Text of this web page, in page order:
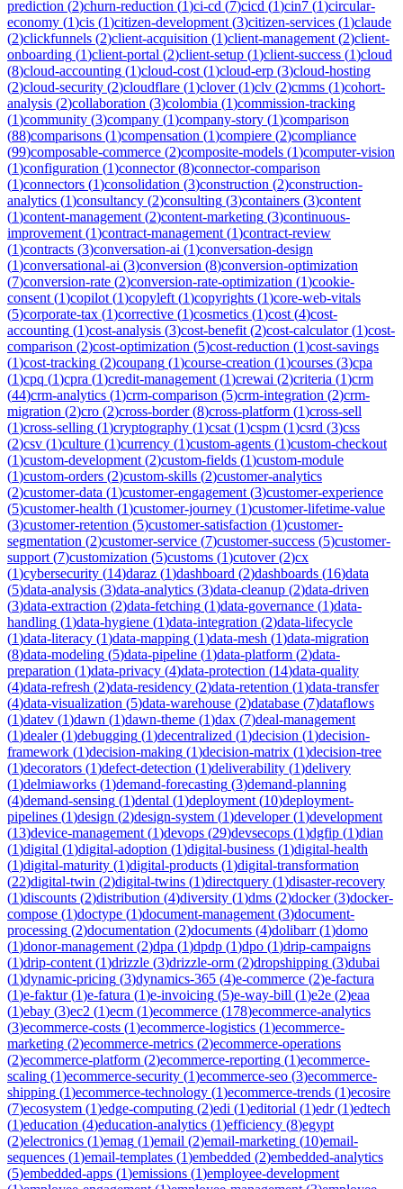
prediction (2)churn-reduction (1)ci-cd (7)cicd (1)cin7 (1)circular-
economy (1)cis (1)citizen-development (3)citizen-services (1)claude
(2)clickfunnels (2)client-acquisition (1)client-management (2)client-
onboarding (1)client-portal (2)client-setup (1)client-success (1)cloud
(8)cloud-accounting (1)cloud-cost (1)cloud-erp (3)cloud-hosting
(2)cloud-security (2)cloudflare (1)clover(1)clv (2)cmms (1)cohort-
analysis (2)collaboration (3)colombia (1)commission-tracking
(1)community (3)company (1)company-story (1)comparison
(88)comparisons (1)compensation (1)compiere (2)compliance
(99)composable-commerce (2)composite-models (1)computer-vision
(1)configuration (1)connector(8)connector-comparison
(1)connectors (1)consolidation (3)construction (2)construction-
analytics (1)consultancy (2)consulting (3)containers (3)content
(1)content-management (2)content-marketing (3)continuous-
improvement (1)contract-management (1)contract-review
(1)contracts (3)conversation-ai (1)conversation-design
(1)conversational-ai (3)conversion (8)conversion-optimization
(7)conversion-rate (2)conversion-rate-optimization (1)cookie-
consent (1)copilot (1)copyleft (1)copyrights (1)core-web-vitals
(5)corporate-tax (1)corrective (1)cosmetics (1)cost (4)cost-
accounting (1)cost-analysis (3)cost-benefit (2)cost-calculator(1)cost-
comparison (2)cost-optimization (5)cost-reduction (1)cost-savings
(1)cost-tracking (2)coupang (1)course-creation (1)courses (3)cpa
(1)cpq (1)cpra (1)credit-management (1)crewai (2)criteria (1)crm
(44)crm-analytics (1)crm-comparison (5)crm-integration (2)crm-
migration (2)cro (2)cross-border(8)cross-platform (1)cross-sell
(1)cross-selling (1)cryptography (1)csat (1)cspm (1)csrd (3)css
(2)csv (1)culture (1)currency (1)custom-agents (1)custom-checkout
(1)custom-development (2)custom-fields (1)custom-module
(1)custom-orders (2)custom-skills (2)customer-analytics
(2)customer-data (1)customer-engagement (3)customer-experience
(5)customer-health (1)customer-journey (1)customer-lifetime-value
(3)customer-retention (5)customer-satisfaction (1)customer-
segmentation (2)customer-service (7)customer-success (5)customer-
support (7)customization (5)customs (1)cutover(2)cx
(1)cybersecurity (14)daraz (1)dashboard (2)dashboards (16)data
(5)data-analysis (3)data-analytics (3)data-cleanup (2)data-driven
(3)data-extraction (2)data-fetching (1)data-governance (1)data-
handling (1)data-hygiene (1)data-integration (2)data-lifecycle
(1)data-literacy (1)data-mapping (1)data-mesh (1)data-migration
(8)data-modeling (5)data-pipeline (1)data-platform (2)data-
preparation (1)data-privacy (4)data-protection (14)data-quality
(4)data-refresh (2)data-residency (2)data-retention (1)data-transfer
(4)data-visualization (5)data-warehouse (2)database (7)dataflows
(1)datev (1)dawn (1)dawn-theme (1)dax (7)deal-management
(1)dealer(1)debugging (1)decentralized (1)decision (1)decision-
framework (1)decision-making (1)decision-matrix (1)decision-tree
(1)decorators (1)defect-detection (1)deliverability (1)delivery
(1)delmiaworks (1)demand-forecasting (3)demand-planning
(4)demand-sensing (1)dental (1)deployment (10)deployment-
pipelines (1)design (2)design-system (1)developer(1)development
(13)device-management (1)devops (29)devsecops (1)dgfip (1)dian
(1)digital (1)digital-adoption (1)digital-business (1)digital-health
(1)digital-maturity (1)digital-products (1)digital-transformation
(22)digital-twin (2)digital-twins (1)directquery (1)disaster-recovery
(1)discounts (2)distribution (4)diversity (1)dms (2)docker(3)docker-
compose (1)doctype (1)document-management (3)document-
processing (2)documentation (2)documents (4)dolibarr(1)domo
(1)donor-management (2)dpa (1)dpdp (1)dpo (1)drip-campaigns
(1)drip-content (1)drizzle (3)drizzle-orm (2)dropshipping (3)dubai
(1)dynamic-pricing (3)dynamics-365 (4)e-commerce (2)e-factura
(1)e-faktur(1)e-fatura (1)e-invoicing (5)e-way-bill (1)e2e (2)eaa
(1)ebay (3)ec2 (1)ecm (1)ecommerce (178)ecommerce-analytics
(3)ecommerce-costs (1)ecommerce-logistics (1)ecommerce-
marketing (2)ecommerce-metrics (2)ecommerce-operations
(2)ecommerce-platform (2)ecommerce-reporting (1)ecommerce-
scaling (1)ecommerce-security (1)ecommerce-seo (3)ecommerce-
shipping (1)ecommerce-technology (1)ecommerce-trends (1)ecosire
(7)ecosystem (1)edge-computing (2)edi (1)editorial (1)edr(1)edtech
(1)education (4)education-analytics (1)efficiency (8)egypt
(2)electronics (1)emag (1)email (2)email-marketing (10)email-
sequences (1)email-templates (1)embedded (2)embedded-analytics
(5)embedded-apps (1)emissions (1)employee-development